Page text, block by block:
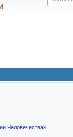
Человечества»